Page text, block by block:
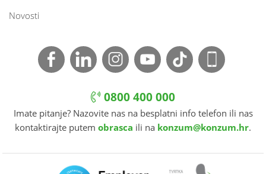
Novosti
0800 400 000
Imate pitanje? Nazovite nas na besplatni info telefon ili nas
kontaktirajte putem obrasca ili na konzum@konzum.hr.